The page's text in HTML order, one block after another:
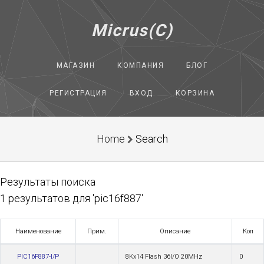
Micrus(C)
МАГАЗИН КОМПАНИЯ БЛОГ
РЕГИСТРАЦИЯ ВХОД КОРЗИНА
Home Search
Результаты поиска
1 результатов для 'pic16f887'
Наименование Прим. Описание Кол
PIC16F887-I/P 8Kx14 Flash 36I/O 20MHz 0